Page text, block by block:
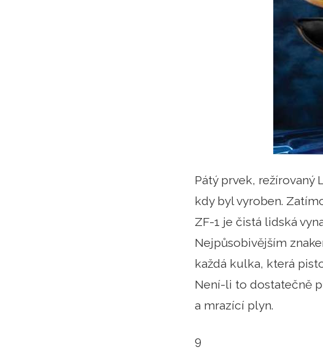
Pátý prvek, režírovaný
kdy byl vyroben.
ZF-1 je čistá lidská
Nejpůsobivějším
každá kulka, která
Není-li to dostatečně
a mrazící plyn.
9